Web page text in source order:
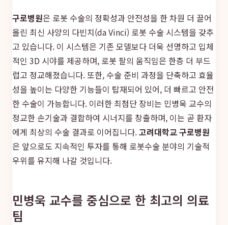
구로병원은 로봇 수술의 정확성과 안전성을 한 차원 더 끌어
올린 최신 사양의 다빈치(da Vinci) 로봇 수술 시스템을 갖추
고 있습니다. 이 시스템은 기존 모델보다 더욱 선명하고 입체
적인 3D 시야를 제공하며, 로봇 팔의 움직임은 한층 더 부드
럽고 정교해졌습니다. 또한, 수술 준비 과정을 단축하고 효율
성을 높이는 다양한 기능들이 탑재되어 있어, 더 빠르고 안전
한 수술이 가능합니다. 이러한 최첨단 장비는 민병욱 교수의
정교한 손기술과 결합하여 시너지를 창출하며, 이는 곧 환자
에게 최상의 수술 결과로 이어집니다.고려대학교 구로병원
은 앞으로도 지속적인 투자를 통해 로봇수술 분야의 기술적
우위를 유지해 나갈 것입니다.
민병욱 교수를 중심으로 한 최고의 의료
팀